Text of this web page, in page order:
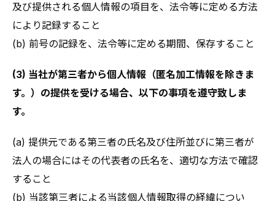
及び提供される個人情報の項目を、法令等に定める方法
により記録すること
(b) 前号の記録を、法令等に定める期間、保存すること
(3) 当社が第三者から個人情報（匿名加工情報を除きま
す。）の提供を受ける場合、以下の事項を遵守致しま
す。
(a) 提供元である第三者の氏名及び住所並びに第三者が
法人の場合にはその代表者の氏名を、適切な方法で確認
すること
(b) 当該第三者による当該個人情報取得の経緯につい